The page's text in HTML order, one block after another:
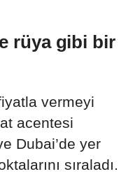
rüya gibi bir
vermeyi
acentesi
Dubai’de yer
sıraladı.